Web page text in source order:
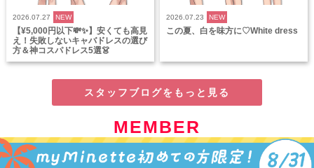
2026.07.27 NEW
【¥5,000円以下💸✨】安くても高見
え！失敗しないキャバドレスの選び
方＆神コスパドレス5選👗
2026.07.23 NEW
この夏、白を味方に♡White dress
スタッフブログをもっと見る
MEMBER